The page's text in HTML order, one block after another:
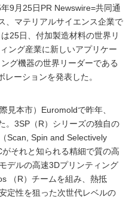
9月25日PR Newswire=共同通
、マテリアルサイエンス企業で
25日、付加製造材料の世界リ
ング産業に新しいアプリケー
グ機器の世界リーダーである
ーションを発表した。
見本市）Euromoldで昨年、
。3SP（R）シリーズの独自の
Scan, Spin and Selectively
それと知られる精細で質の高
デルの高速3Dプリンティング
（R）チームを組み、熱抵
定性を狙った次世代レベルの